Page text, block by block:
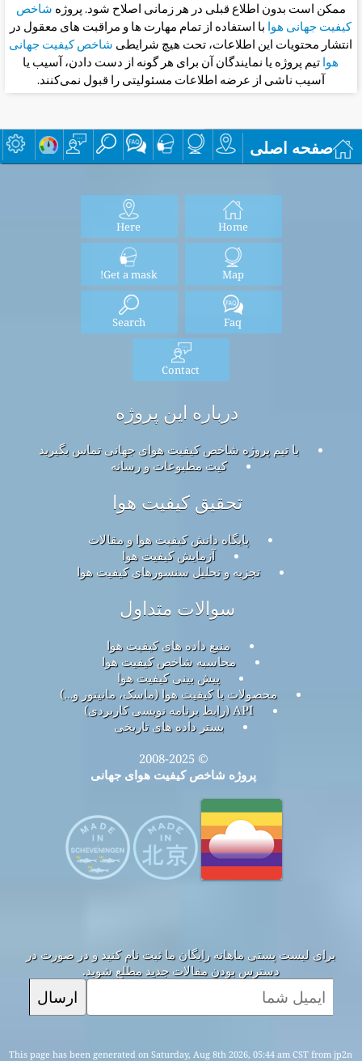
ممکن است بدون اطلاع قبلی در هر زمانی اصلاح شود. پروژهشاخص
کیفیت جهانی هوابا استفاده از تمام مهارت ها و مراقبت های معقول در
انتشار محتویات این اطلاعات، تحت هیچ شرایطیشاخص کیفیت جهانی
هواتیم پروژه یا نمایندگان آن برای هر گونه از دست دادن، آسیب یا
آسیب ناشی از عرضه اطلاعات مسئولیتی را قبول نمی‌کنند.
صفحه اصلی
Home
Here
Map
Get a mask!
Faq
Search
Contact
درباره این پروژه
با تیم پروژه شاخص کیفیت هوای جهانی تماس بگیرید
کیت مطبوعات و رسانه
تحقیق کیفیت هوا
پایگاه دانش کیفیت هوا و مقالات
آزمایش کیفیت هوا
تجزیه و تحلیل سنسورهای کیفیت هوا
سوالات متداول
منبع داده های کیفیت هوا
محاسبه شاخص کیفیت هوا
پیش بینی کیفیت هوا
محصولات با کیفیت هوا (ماسک، مانیتور و…)
API (رابط برنامه نویسی کاربردی)
بستر داده های تاریخی
© 2008-2025
پروژه شاخص کیفیت هوای جهانی
برای لیست پستی ماهانه رایگان ما ثبت نام کنید و در صورت در
دسترس بودن مقالات جدید مطلع شوید.
ارسال
This page has been generated on Saturday, Aug 8th 2026, 05:44 am CST from jp2n